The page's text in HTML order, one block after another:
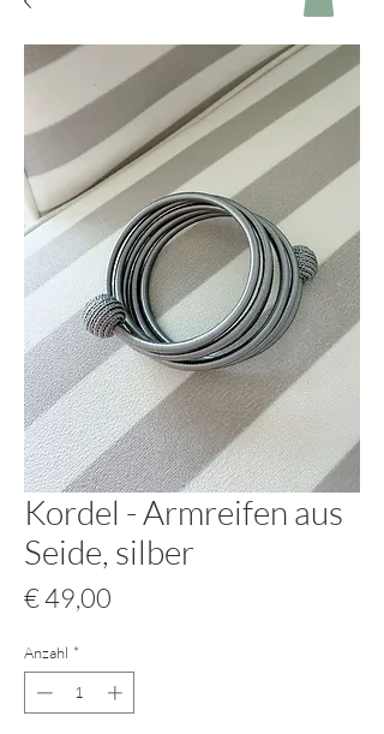
Kordel - Armreifen aus
Seide, silber
€ 49,00
Anzahl *